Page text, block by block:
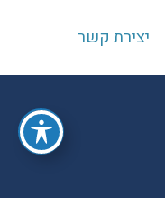
יצירת קשר